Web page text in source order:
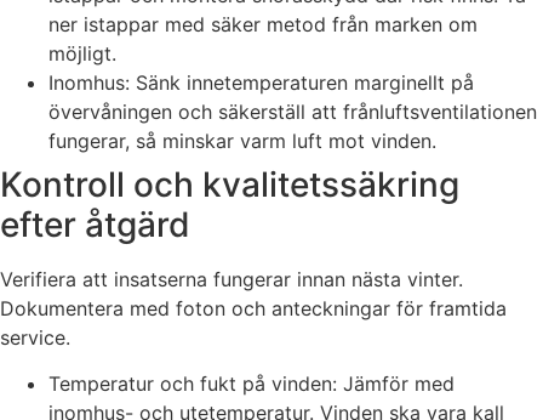
ner istappar med säker metod från marken om
möjligt.
Inomhus: Sänk innetemperaturen marginellt på
övervåningen och säkerställ att frånluftsventilationen
fungerar, så minskar varm luft mot vinden.
Kontroll och kvalitetssäkring
efter åtgärd
Verifiera att insatserna fungerar innan nästa vinter.
Dokumentera med foton och anteckningar för framtida
service.
Temperatur och fukt på vinden: Jämför med
inomhus- och utetemperatur. Vinden ska vara kall